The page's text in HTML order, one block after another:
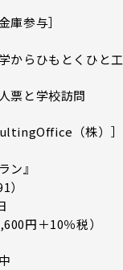
庫参与］
らひもとくひと工
票と学校訪問
（株）］
ン』
円＋10％税）